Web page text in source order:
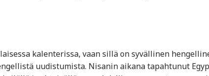
kalenterissa, vaan sillä on syvällinen
uudistumista. Nisanin aikana tapahtunut